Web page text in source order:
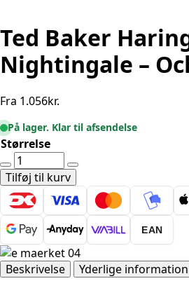
Ted Baker
Nightingale –
Fra 1.056kr.
På lager. Klar til afsendelse
Størrelse
Ted
Baker
Haringey
Nightingale
-
Ochre-
hvid
antal
Tilføj til kurv
EAN
Beskrivelse
Yderlige information